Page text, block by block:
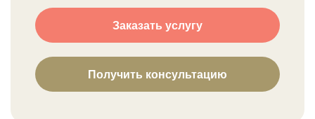
Заказать услугу
Получить консультацию